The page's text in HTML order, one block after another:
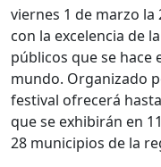
viernes 1 de marzo la
con la excelencia de
públicos que se hace
mundo. Organizado
festival ofrecerá
que se exhibirán en
28 municipios de la